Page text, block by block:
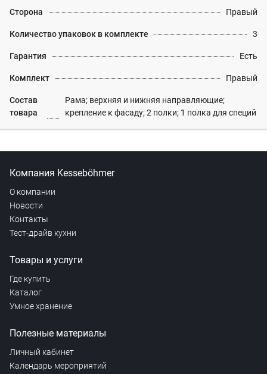
Сторона Правый
Количество упаковок в комплекте 3
Гарантия Есть
Комплект Правый
Состав
товара
Рама; верхняя и нижняя направляющие;
крепление к фасаду; 2 полки; 1 полка для специй
Компания Kesseböhmer
О компании
Новости
Контакты
Тест-драйв кухни
Товары и услуги
Где купить
Каталог
Умное хранение
Полезные материалы
Личный кабинет
Календарь мероприятий